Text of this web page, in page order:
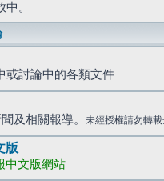
。
或討論中的各類文件
及相關報導。 未經授權請勿轉
版
中文版網站